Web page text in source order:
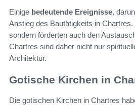
Einige bedeutende Ereignisse,
Anstieg des Bautätigkeits in
sondern förderten auch den
Chartres sind daher nicht nur
Architektur.
Gotische Kirchen in
Die gotischen Kirchen in Chartres